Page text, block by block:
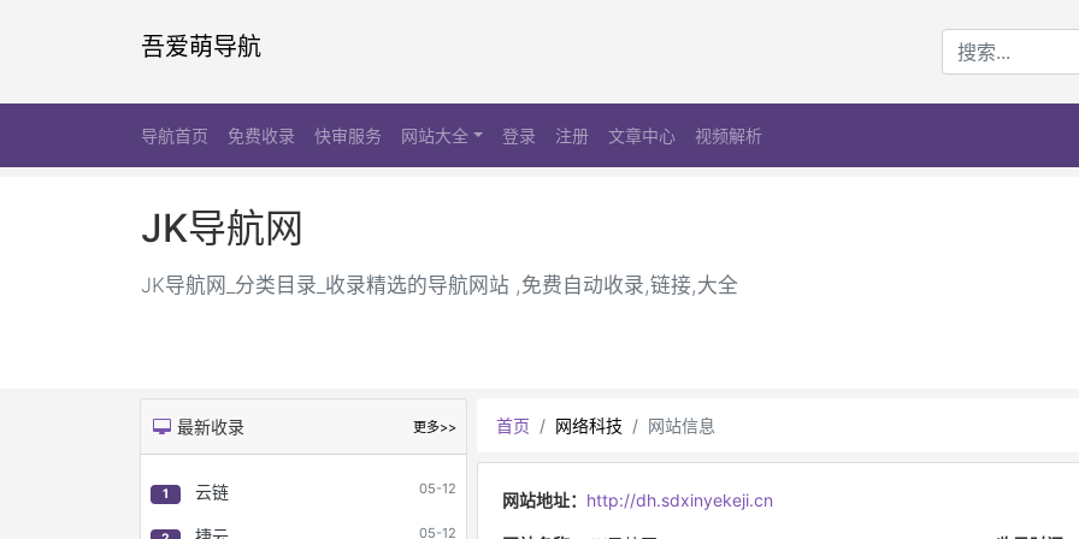
吾爱萌导航
导航首页 免费收录 快审服务 网站大全 登录 注册 文章中心 视频解析
JK导航网
JK导航网_分类目录_收录精选的导航网站 ,免费自动收录,链接,大全
最新收录 更多>>
1 云链 05-12
05-12
首页 网络科技 网站信息
网站地址： http://dh.sdxinyekeji.cn